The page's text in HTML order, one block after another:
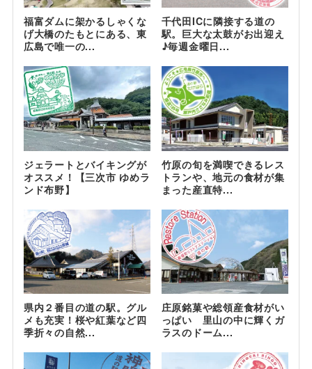
福富ダムに架かるしゃくな
げ大橋のたもとにある、東
広島で唯一の...
千代田ICに隣接する道の
駅。巨大な太鼓がお出迎え
♪毎週金曜日...
ジェラートとバイキングが
オススメ！【三次市 ゆめラ
ンド布野】
竹原の旬を満喫できるレス
トランや、地元の食材が集
まった産直特...
県内２番目の道の駅。グル
メも充実！桜や紅葉など四
季折々の自然...
庄原銘菓や総領産食材がい
っぱい 里山の中に輝くガ
ラスのドーム...